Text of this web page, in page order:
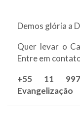
Demos glória a
Quer levar o
Entre em
+55 11
Evangelização